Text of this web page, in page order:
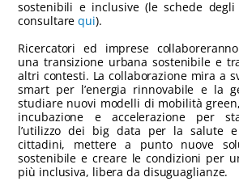
sostenibili e inclusive (le schede
consultarequi).
Ricercatori ed imprese
una transizione urbana sostenibile e
altri contesti. La collaborazione mira a
smart per l’energia rinnovabile e la
studiare nuovi modelli di mobilità
incubazione e accelerazione per
l’utilizzo dei big data per la salute
cittadini, mettere a punto nuove
sostenibile e creare le condizioni per
più inclusiva, libera da disuguaglianze.